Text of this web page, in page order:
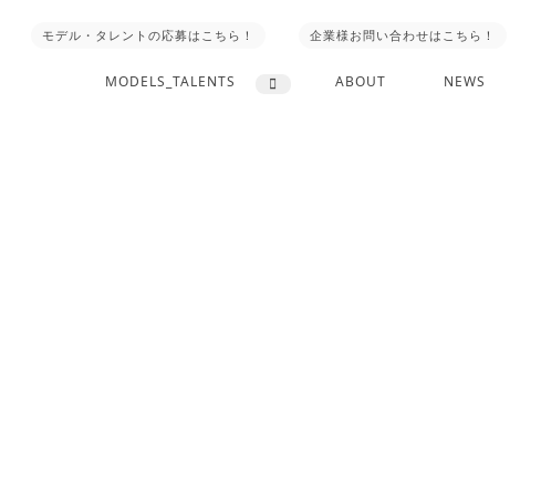
モデル・タレントの応募はこちら！ 企業様お問い合わせはこちら！
MODELS_TALENTS ABOUT NEWS